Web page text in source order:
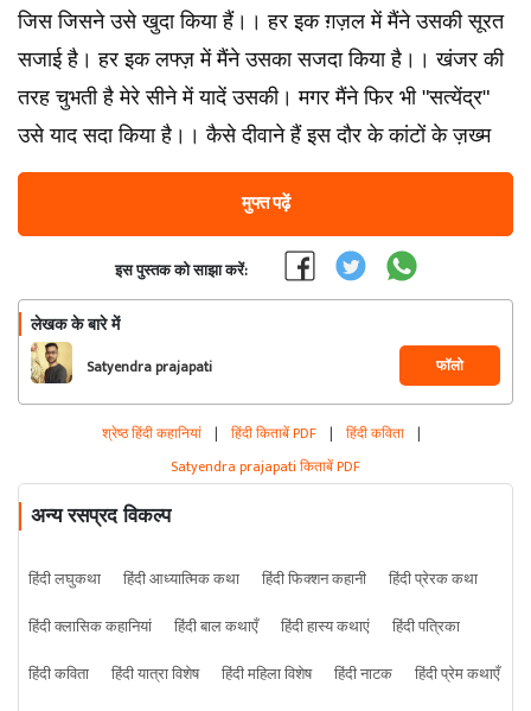
जिस जिसने उसे खुदा किया हैं।। हर इक ग़ज़ल में मैंने उसकी सूरत
सजाई है। हर इक लफ्ज़ में मैंने उसका सजदा किया है।। खंजर की
तरह चुभती है मेरे सीने में यादें उसकी। मगर मैंने फिर भी "सत्येंद्र"
उसे याद सदा किया है।। कैसे दीवाने हैं इस दौर के कांटों के ज़ख्म
मुफ्त पढ़ें
इस पुस्तक को साझा करें:
लेखक के बारे में
Satyendra prajapati फॉलो
श्रेष्ठ हिंदी कहानियां | हिंदी किताबें PDF | हिंदी कविता |
Satyendra prajapati किताबें PDF
अन्य रसप्रद विकल्प
हिंदी लघुकथा हिंदी आध्यात्मिक कथा हिंदी फिक्शन कहानी
हिंदी प्रेरक कथा
हिंदी क्लासिक कहानियां
हिंदी बाल कथाएँ हिंदी हास्य कथाएं
हिंदी पत्रिका
हिंदी कविता
हिंदी यात्रा विशेष हिंदी महिला विशेष हिंदी नाटक
हिंदी प्रेम कथाएँ